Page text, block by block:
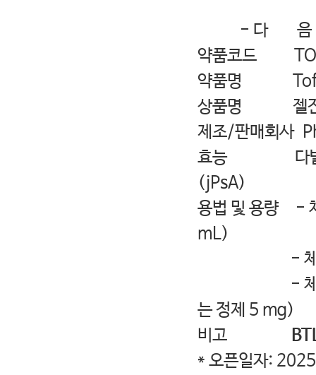
- 다 음
약품코드
약품명
상품명 젤잔
제조/판매회사
효능 다발성
(jPsA)
용법 및 용량 -
mL)
- 체중 20-
- 체중 40 kg
는 정제 5 mg)
비고
* 오픈일자: